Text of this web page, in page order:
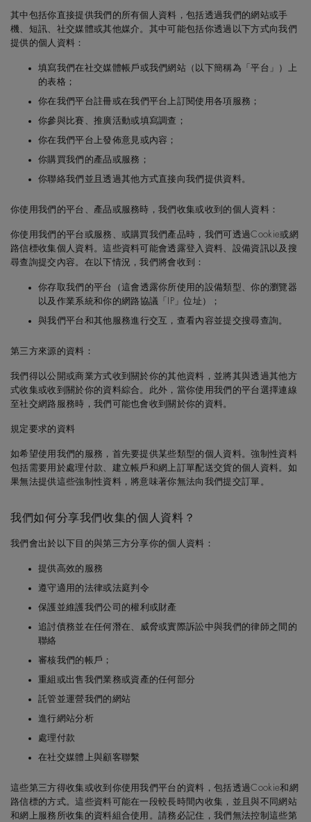
其中包括你直接提供我們的所有個人資料，包括透過我們的網站或手
機、短訊、社交媒體或其他媒介。其中可能包括你透過以下方式向我們
提供的個人資料：
填寫我們在社交媒體帳戶或我們網站（以下簡稱為「平台」）上
的表格；
你在我們平台註冊或在我們平台上訂閱使用各項服務；
你參與比賽、推廣活動或填寫調查；
你在我們平台上發佈意見或內容；
你購買我們的產品或服務；
你聯絡我們並且透過其他方式直接向我們提供資料。
你使用我們的平台、產品或服務時，我們收集或收到的個人資料：
你使用我們的平台或服務、或購買我們產品時，我們可透過Cookie或網
路信標收集個人資料。這些資料可能會透露登入資料、設備資訊以及搜
尋查詢提交內容。在以下情況，我們將會收到：
你存取我們的平台（這會透露你所使用的設備類型、你的瀏覽器
以及作業系統和你的網路協議「IP」位址）；
與我們平台和其他服務進行交互，查看內容並提交搜尋查詢。
第三方來源的資料：
我們得以公開或商業方式收到關於你的其他資料，並將其與透過其他方
式收集或收到關於你的資料綜合。此外，當你使用我們的平台選擇連線
至社交網路服務時，我們可能也會收到關於你的資料。
規定要求的資料
如希望使用我們的服務，首先要提供某些類型的個人資料。強制性資料
包括需要用於處理付款、建立帳戶和網上訂單配送交貨的個人資料。如
果無法提供這些強制性資料，將意味著你無法向我們提交訂單。
我們如何分享我們收集的個人資料？
我們會出於以下目的與第三方分享你的個人資料：
提供高效的服務
遵守適用的法律或法庭判令
保護並維護我們公司的權利或財產
追討債務並在任何潛在、威脅或實際訴訟中與我們的律師之間的
聯絡
審核我們的帳戶；
重組或出售我們業務或資產的任何部分
託管並運營我們的網站
進行網站分析
處理付款
在社交媒體上與顧客聯繫
這些第三方得收集或收到你使用我們平台的資料，包括透過Cookie和網
路信標的方式。這些資料可能在一段較長時間內收集，並且與不同網站
和網上服務所收集的資料組合使用。請務必記住，我們無法控制這些第